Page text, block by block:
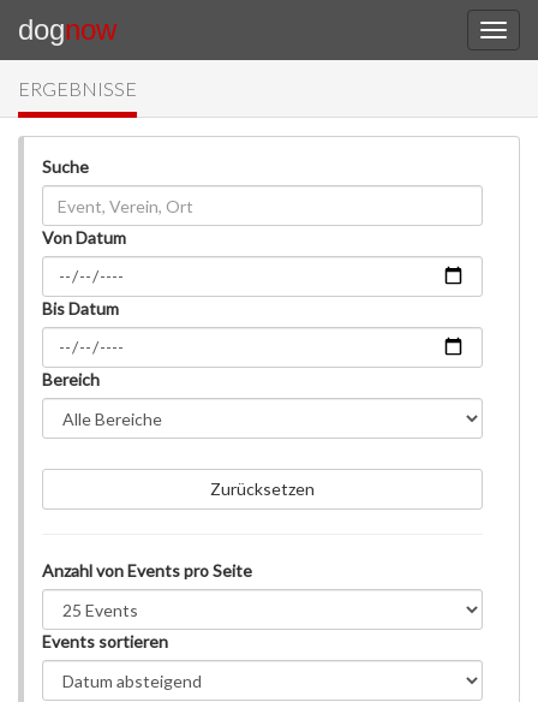
dognow
ERGEBNISSE
Suche
Von Datum
Bis Datum
Bereich
Zurücksetzen
Anzahl von Events pro Seite
Events sortieren